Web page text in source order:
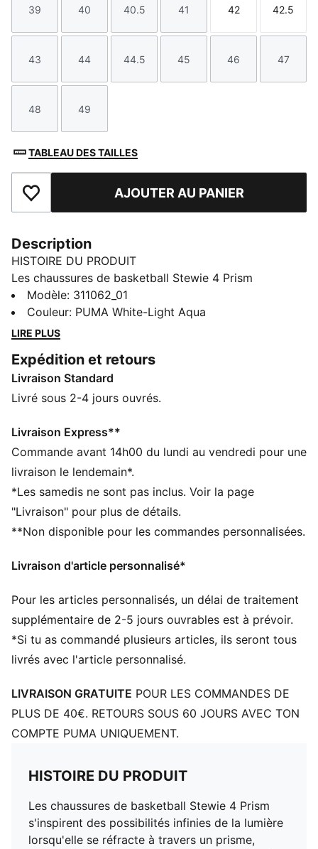
Taille
39
Taille
40
Taille
40.5
Taille
41
Taille
42
Taille
42.5
Taille
43
Taille
44
Taille
44.5
Taille
45
Taille
46
Taille
47
Taille
48
Taille
49
TABLEAU DES TAILLES
Ajouter aux favorisAJOUTER AU PANIER
Description
HISTOIRE DU PRODUIT
Les chaussures de basketball Stewie 4 Prism
s'inspirent des possibilités infinies de la lumière
lorsqu'elle se réfracte à travers un prisme, créant ainsi
un spectre de couleurs envoûtant. Ce concept prend
ornent la bande Formstrip et la tige en mesh, pour
offrir un effet lumineux saisissant. Maximum de style
et performances de pointe : ces chaussures te
quotidien.
CARACTÉRISTIQUES + AVANTAGES
ProFoam : EVA léger conçu pour amortir la réception
Mousse NITRO™ : mousse injectée d’azote, conçue
pour offrir un maximum de réactivité et d’amorti, en
toute légèreté
de matériaux recyclés
Largeur taille normale
Tige en mesh tissé
Fermeture à lacets
Construction classique avec semelle intermédiaire en
mousse ProFoam pour plus de réactivité dès la
première foulée
motif floral et du caoutchouc antidérapant pour une
adhérence maximale
Détails brandés PUMA
Modèle: 311062_01
Couleur: PUMA White-Light Aqua
LIRE PLUS
Expédition et retours
Livraison Standard
Livré sous 2-4 jours ouvrés.
Livraison Express**
Commande avant 14h00 du lundi au vendredi pour une
livraison le lendemain*.
*Les samedis ne sont pas inclus. Voir la page
"Livraison" pour plus de détails.
**Non disponible pour les commandes personnalisées.
Livraison d'article personnalisé*
Pour les articles personnalisés, un délai de traitement
supplémentaire de 2-5 jours ouvrables est à prévoir.
*Si tu as commandé plusieurs articles, ils seront tous
livrés avec l'article personnalisé.
LIVRAISON GRATUITE POUR LES COMMANDES DE
PLUS DE 40€. RETOURS SOUS 60 JOURS AVEC TON
COMPTE PUMA UNIQUEMENT.
HISTOIRE DU PRODUIT
Les chaussures de basketball Stewie 4 Prism
s'inspirent des possibilités infinies de la lumière
lorsqu'elle se réfracte à travers un prisme,